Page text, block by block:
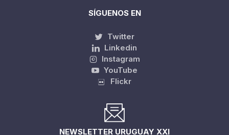
SÍGUENOS EN
Twitter
Linkedin
Instagram
YouTube
Flickr
NEWSLETTER URUGUAY XXI